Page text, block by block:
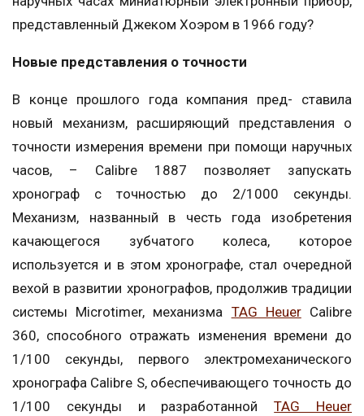
представленный Джеком Хоэром в 1966 году?
Новые представления о точности
В конце прошлого года компания пред- ставила
новый механизм, расширяющий представления о
точности измерения времени при помощи наручных
часов, – Calibre 1887 позволяет запускать
хронограф с точностью до 2/1000 секунды.
Механизм, названный в честь года изобретения
качающегося зубчатого колеса, которое
используется и в этом хронографе, стал очередной
вехой в развитии хронографов, продолжив традиции
системы Microtimer, механизма TAG HeuerCalibre
360, способного отражать изменения времени до
1/100 секунды, первого электромеханического
хронографа Calibre S, обеспечивающего точность до
1/100 секунды и разработаннойTAG Heuer